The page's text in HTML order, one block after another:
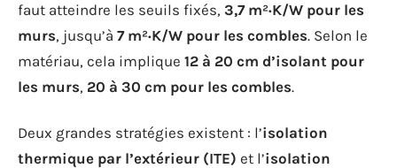
faut atteindre les seuils fixés, 3,7 m²·K/W pour les
murs, jusqu’à 7 m²·K/W pour les combles. Selon le
matériau, cela implique 12 à 20 cm d’isolant pour
les murs, 20 à 30 cm pour les combles.
Deux grandes stratégies existent : l’isolation
thermique par l’extérieur (ITE) et l’isolation